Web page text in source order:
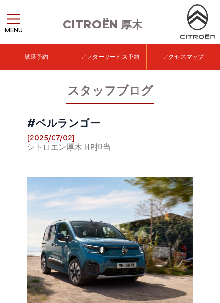
CITROËN 厚木
MENU
試乗予約 アフターサービス予約 アクセスマップ
スタッフブログ
#ベルランゴー
[2025/07/02]
シトロエン厚木 HP担当